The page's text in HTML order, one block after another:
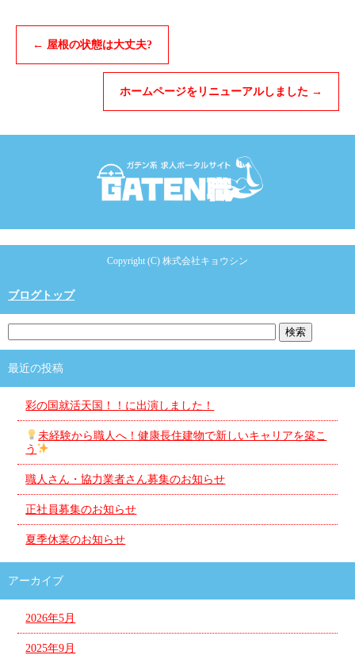
← 屋根の状態は大丈夫?
ホームページをリニューアルしました →
Copyright (C) 株式会社キョウシン
ブログトップ
最近の投稿
彩の国就活天国！！に出演しました！
未経験から職人へ！健康長住建物で新しいキャリアを築こ
う
職人さん・協力業者さん募集のお知らせ
正社員募集のお知らせ
夏季休業のお知らせ
アーカイブ
2026年5月
2025年9月